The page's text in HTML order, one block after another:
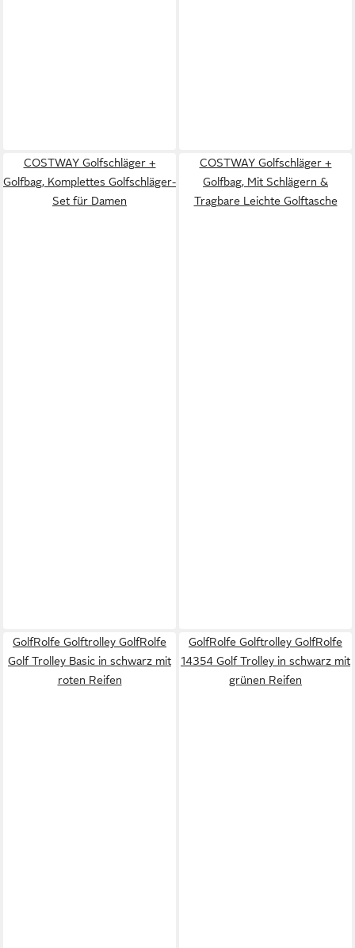
COSTWAY Golfschläger +
Golfbag, Komplettes Golfschläger-
Set für Damen
COSTWAY Golfschläger +
Golfbag, Mit Schlägern &
Tragbare Leichte Golftasche
GolfRolfe Golftrolley GolfRolfe
Golf Trolley Basic in schwarz mit
roten Reifen
GolfRolfe Golftrolley GolfRolfe
14354 Golf Trolley in schwarz mit
grünen Reifen